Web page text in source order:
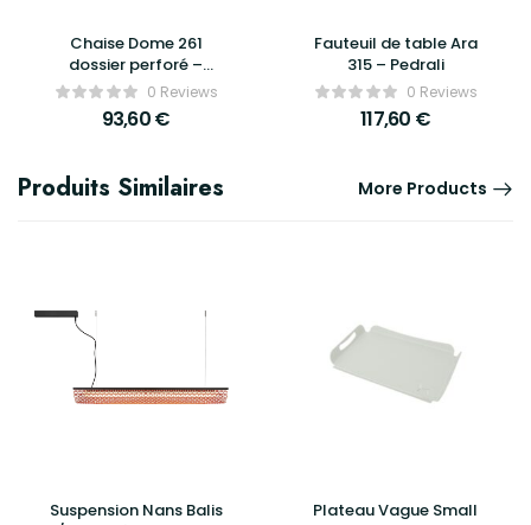
Chaise Dome 261
dossier perforé –
Pedrali0 Reviews
93,60€
Fauteuil de table Ara
315 – Pedrali
0 Reviews
117,60 €
Produits Similaires More Products
Suspension Nans Balis
Plateau Vague Small